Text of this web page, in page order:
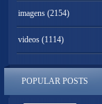
imagens (2154)
videos (1114)
POPULAR POSTS